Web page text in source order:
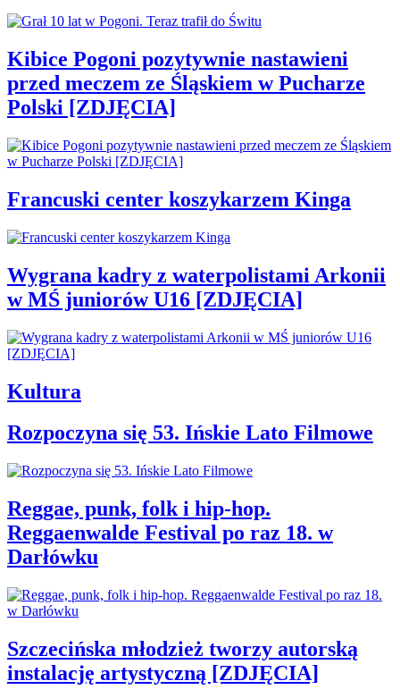
Kibice Pogoni pozytywnie nastawieni
przed meczem ze Śląskiem w Pucharze
Polski [ZDJĘCIA]
Francuski center koszykarzem Kinga
Wygrana kadry z waterpolistami Arkonii
w MŚ juniorów U16 [ZDJĘCIA]
Kultura
Rozpoczyna się 53. Ińskie Lato Filmowe
Reggae, punk, folk i hip-hop.
Reggaenwalde Festival po raz 18. w
Darłówku
Szczecińska młodzież tworzy autorską
instalację artystyczną [ZDJĘCIA]